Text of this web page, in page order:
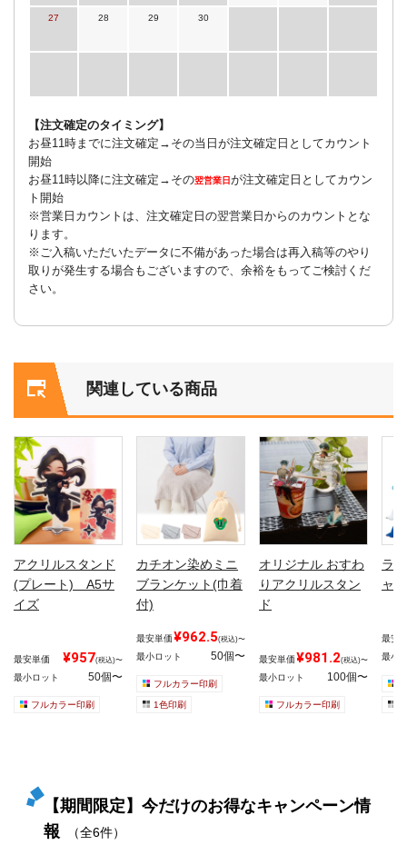
27 28 29 30
【注文確定のタイミング】
お昼11時までに注文確定→その当日が注文確定日としてカウント
開始
お昼11時以降に注文確定→その翌営業日が注文確定日としてカウン
ト開始
※営業日カウントは、注文確定日の翌営業日からのカウントとな
ります。
※ご入稿いただいたデータに不備があった場合は再入稿等のやり
取りが発生する場合もございますので、余裕をもってご検討くだ
さい。
関連している商品
アクリルスタンド
(プレート) A5サ
イズ
最安単価 ¥957(税込)〜
最小ロット 50個〜
フルカラー印刷
カチオン染めミニ
ブランケット(巾着
付)
最安単価¥962.5(税込)〜
最小ロット 50個〜
フルカラー印刷
1色印刷
オリジナル おすわ
りアクリルスタン
ド
最安単価¥981.2(税込)〜
最小ロット 100個〜
フルカラー印刷
ラ
ャ
最安
最小
【期間限定】今だけのお得なキャンペーン情
報
（全6件）